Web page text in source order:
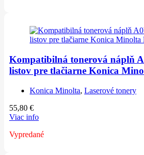
Kompatibilná tonerová náplň
listov pre tlačiarne Konica
Konica Minolta, Laserové tonery
55,80 €
Viac info
Vypredané